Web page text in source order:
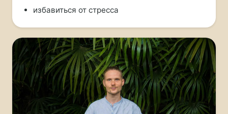
избавиться от стресса